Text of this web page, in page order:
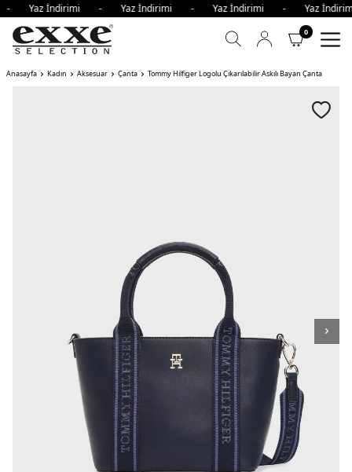
- Yaz İndirimi - Yaz İndirimi - Yaz İndirimi - Yaz
0
Anasayfa Kadın Aksesuar Çanta Tommy Hilfiger Logolu Çıkarılabilir Askılı Bayan Çanta